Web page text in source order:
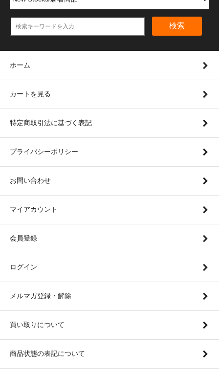
検索
ホーム
カートを見る
特定商取引法に基づく表記
プライバシーポリシー
お問い合わせ
マイアカウント
会員登録
ログイン
メルマガ登録・解除
買い取りについて
商品状態の表記について